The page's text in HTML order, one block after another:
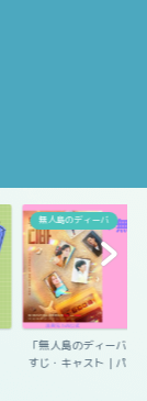
無人島のディーバ
「無人島のディーバ」
すじ・キャスト｜パ...